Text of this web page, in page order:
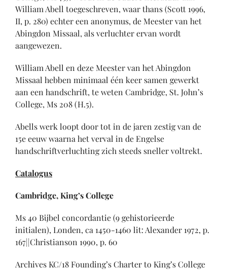
William Abell toegeschreven, waar thans (Scott 1996,
II, p. 280) echter een anonymus, de Meester van het
Abingdon Missaal, als verluchter ervan wordt
aangewezen.
William Abell en deze Meester van het Abingdon
Missaal hebben minimaal één keer samen gewerkt
aan een handschrift, te weten Cambridge, St. John’s
College, Ms 208 (H.5).
Abells werk loopt door tot in de jaren zestig van de
15e eeuw waarna het verval in de Engelse
handschriftverluchting zich steeds sneller voltrekt.
Catalogus
Cambridge, King’s College
Ms 40 Bijbel concordantie (9 gehistorieerde
initialen), Londen, ca 1450-1460 lit: Alexander 1972, p.
167||Christianson 1990, p. 60
Archives KC/18 Founding’s Charter to King’s College